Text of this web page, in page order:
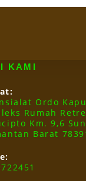
KAMI
Ordo
Rumah
Km. 9,6
Barat